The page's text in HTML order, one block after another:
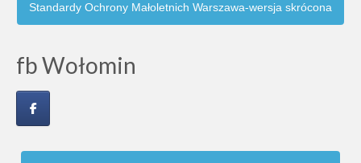
Standardy Ochrony Małoletnich Warszawa-wersja skrócona
fb Wołomin